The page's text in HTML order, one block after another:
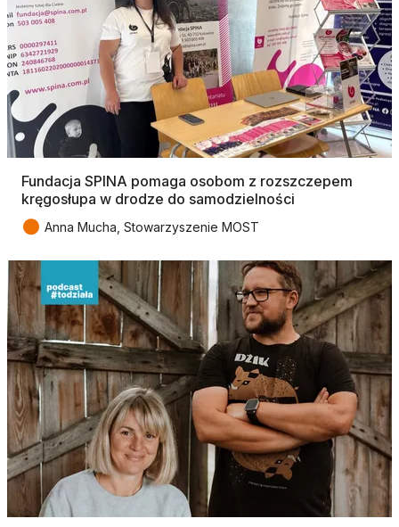
Fundacja SPINA pomaga osobom z rozszczepem
kręgosłupa w drodze do samodzielności
● Anna Mucha, Stowarzyszenie MOST